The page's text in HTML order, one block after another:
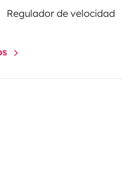
Regulador de velocidad